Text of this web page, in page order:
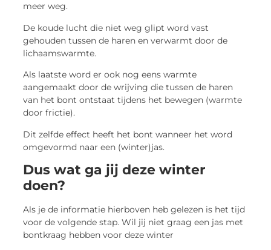
meer weg.
De koude lucht die niet weg glipt word vast
gehouden tussen de haren en verwarmt door de
lichaamswarmte.
Als laatste word er ook nog eens warmte
aangemaakt door de wrijving die tussen de haren
van het bont ontstaat tijdens het bewegen (warmte
door frictie).
Dit zelfde effect heeft het bont wanneer het word
omgevormd naar een (winter)jas.
Dus wat ga jij deze winter
doen?
Als je de informatie hierboven heb gelezen is het tijd
voor de volgende stap. Wil jij niet graag een jas met
bontkraag hebben voor deze winter